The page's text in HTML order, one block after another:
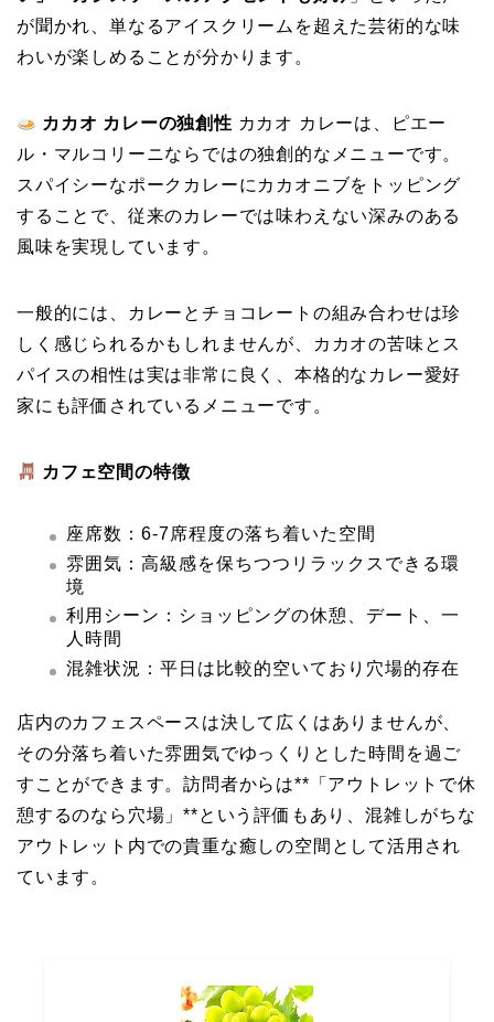
が聞かれ、単なるアイスクリームを超えた芸術的な味
わいが楽しめることが分かります。
カカオ カレーの独創性 カカオ カレーは、ピエー
ル・マルコリーニならではの独創的なメニューです。
スパイシーなポークカレーにカカオニブをトッピング
することで、従来のカレーでは味わえない深みのある
風味を実現しています。
一般的には、カレーとチョコレートの組み合わせは珍
しく感じられるかもしれませんが、カカオの苦味とス
パイスの相性は実は非常に良く、本格的なカレー愛好
家にも評価されているメニューです。
カフェ空間の特徴
座席数：6-7席程度の落ち着いた空間
雰囲気：高級感を保ちつつリラックスできる環
境
利用シーン：ショッピングの休憩、デート、一
人時間
混雑状況：平日は比較的空いており穴場的存在
店内のカフェスペースは決して広くはありませんが、
その分落ち着いた雰囲気でゆっくりとした時間を過ご
すことができます。訪問者からは**「アウトレットで休
憩するのなら穴場」**という評価もあり、混雑しがちな
アウトレット内での貴重な癒しの空間として活用され
ています。